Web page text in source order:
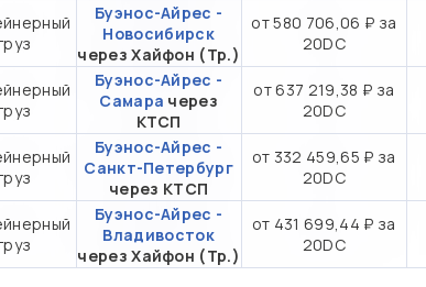
Буэнос-Айрес -
Новосибирск
через Хайфон (Тр.)
от 580 706,06 ₽ за
20DC
Буэнос-Айрес -
Самара через
КТСП
от 637 219,38 ₽ за
20DC
Буэнос-Айрес -
Санкт-Петербург
через КТСП
от 332 459,65 ₽ за
20DC
Буэнос-Айрес -
Владивосток
через Хайфон (Тр.)
от 431 699,44 ₽ за
20DC